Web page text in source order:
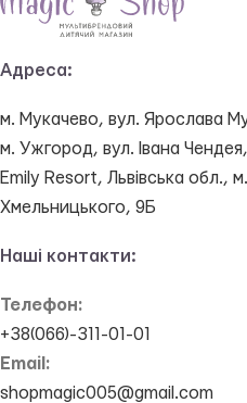
Адреса:
м. Мукачево, вул. Ярослава
м. Ужгород, вул. Івана
Emily Resort, Львівська обл.,
Хмельницького, 9Б
Наші контакти:
Телефон:
+38(066)-311-01-01
Email:
shopmagic005@gmail.com